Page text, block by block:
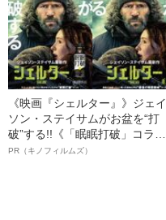
《映画『シェルター』》ジェイ
ソン・ステイサムがお盆を“打
破”する!!《「眠眠打破」コラ
ボ》
PR（キノフィルムズ）